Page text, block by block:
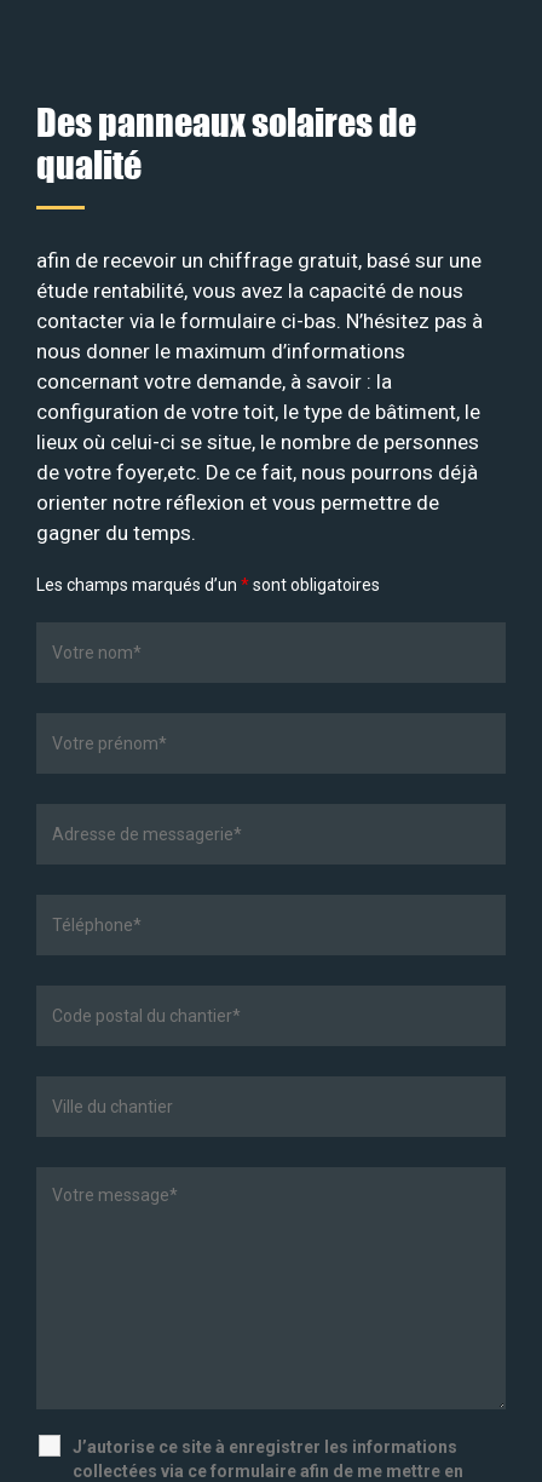
Des panneaux solaires de
qualité
afin de recevoir un chiffrage gratuit, basé sur une
étude rentabilité, vous avez la capacité de nous
contacter via le formulaire ci-bas. N’hésitez pas à
nous donner le maximum d’informations
concernant votre demande, à savoir : la
configuration de votre toit, le type de bâtiment, le
lieux où celui-ci se situe, le nombre de personnes
de votre foyer,etc. De ce fait, nous pourrons déjà
orienter notre réflexion et vous permettre de
gagner du temps.
Les champs marqués d’un *sont obligatoires
J’autorise ce site à enregistrer les informations
collectées via ce formulaire afin de me mettre en